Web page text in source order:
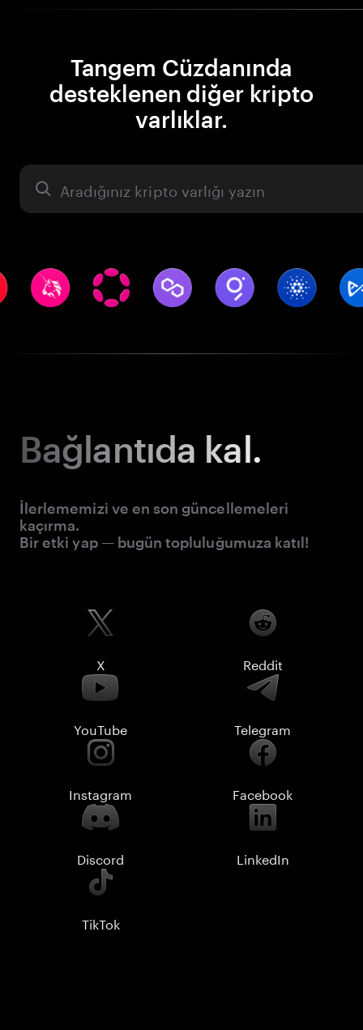
Tangem Cüzdanında
desteklenen diğer kripto
varlıklar.
Varlık
Bağlantıda kal.
İlerlememizi ve en son güncellemeleri
kaçırma.
Bir etki yap — bugün topluluğumuza katıl!
X Reddit
YouTube Telegram
Instagram Facebook
Discord LinkedIn
TikTok